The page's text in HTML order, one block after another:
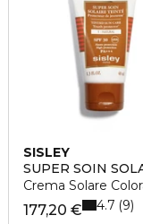
SISLEY
SUPER SOIN
Crema Solare
177,20 € 4.7 9